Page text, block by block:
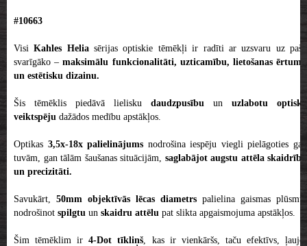
#10663
VisiKahles Heliasērijas optiskie tēmēkļi ir radīti ar uzsvaru uz pašu
svarīgāko –maksimālu funkcionalitāti, uzticamību, lietošanas ērtumu
un estētisku dizainu.
Šis tēmēklis piedāvā lielisku daudzpusību un uzlabotu optisko
veiktspēju dažādos medību apstākļos.
Optikas 3,5x-18x palielinājums nodrošina iespēju viegli pielāgoties gan
tuvām, gan tālām šaušanas situācijām, saglabājot augstu attēla skaidrību
un precizitāti.
Savukārt, 50mm objektīvās lēcas diametrs palielina gaismas plūsmu,
nodrošinot spilgtu un skaidru attēlu pat slikta apgaismojuma apstākļos.
Šim tēmēklim ir4-Dot tīkliņš , kas ir vienkāršs, taču efektīvs, ļaujot